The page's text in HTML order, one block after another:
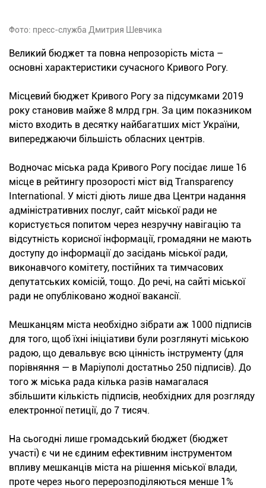
Фото: пресс-служба Дмитрия Шевчика
Великий бюджет та повна непрозорість міста –
основні характеристики сучасного Кривого Рогу.
Місцевий бюджет Кривого Рогу за підсумками 2019
року становив майже 8 млрд грн. За цим показником
місто входить в десятку найбагатших міст України,
випереджаючи більшість обласних центрів.
Водночас міська рада Кривого Рогу посідає лише 16
місце в рейтингу прозорості міст від Transparency
International. У місті діють лише два Центри надання
адміністративних послуг, сайт міської ради не
користується попитом через незручну навігацію та
відсутність корисної інформації, громадяни не мають
доступу до інформації до засідань міської ради,
виконавчого комітету, постійних та тимчасових
депутатських комісій, тощо. До речі, на сайті міської
ради не опубліковано жодної вакансії.
Мешканцям міста необхідно зібрати аж 1000 підписів
для того, щоб їхні ініціативи були розглянуті міською
радою, що девальвує всю цінність інструменту (для
порівняння — в Маріуполі достатньо 250 підписів). До
того ж міська рада кілька разів намагалася
збільшити кількість підписів, необхідних для розгляду
електронної петиції, до 7 тисяч.
На сьогодні лише громадський бюджет (бюджет
участі) є чи не єдиним ефективним інструментом
впливу мешканців міста на рішення міської влади,
проте через нього перерозподіляються менше 1%